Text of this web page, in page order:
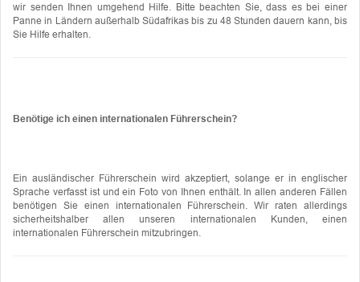
wir senden Ihnen umgehend Hilfe. Bitte beachten Sie, dass es bei einer
Panne in Ländern außerhalb Südafrikas bis zu 48 Stunden dauern kann, bis
Sie Hilfe erhalten.
Benötige ich einen internationalen Führerschein?
Ein ausländischer Führerschein wird akzeptiert, solange er in englischer
Sprache verfasst ist und ein Foto von Ihnen enthält. In allen anderen Fällen
benötigen Sie einen internationalen Führerschein. Wir raten allerdings
sicherheitshalber allen unseren internationalen Kunden, einen
internationalen Führerschein mitzubringen.